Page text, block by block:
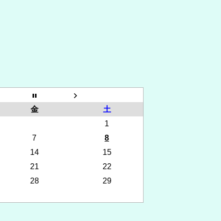
金
土
1
7
8
14
15
21
22
28
29